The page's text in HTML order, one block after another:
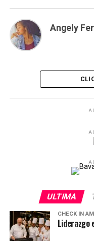
Angely
ULTIMA
CHECK IN
Liderazgo